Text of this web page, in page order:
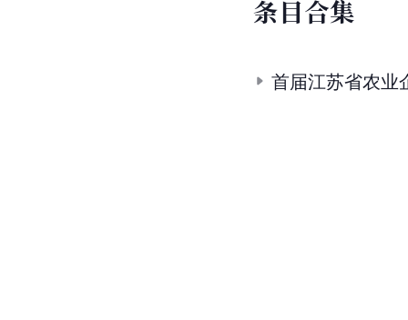
条目合集
首届江苏省农业